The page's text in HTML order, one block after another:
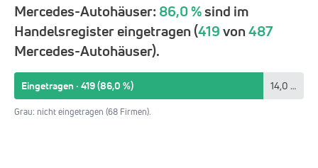
Mercedes-Autohäuser: 86,0 %sind im
Handelsregister eingetragen (419von487
Mercedes-Autohäuser).
Eingetragen · 419 (86,0 %) 14,0 %
Grau: nicht eingetragen (68 Firmen).